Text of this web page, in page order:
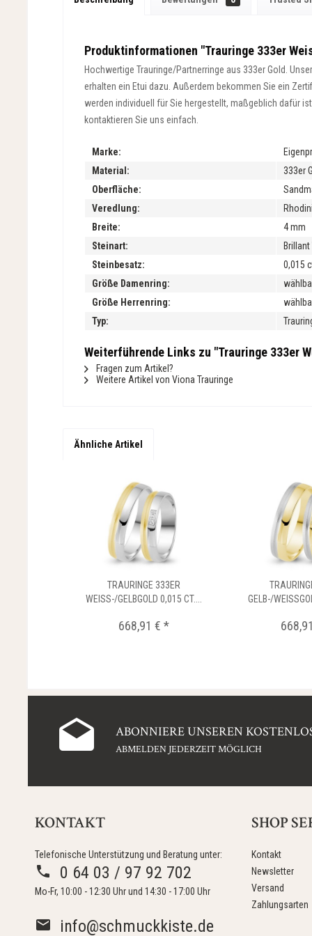
Produktinformationen "Trauringe 333er
Hochwertige Trauringe/Partnerringe aus 333er Gold.
erhalten ein Etui dazu. Außerdem bekommen Sie ein
werden individuell für Sie hergestellt, maßgeblich dafür
kontaktieren Sie uns einfach.
Marke:
Material:
333er
Oberfläche:
Veredlung:
Breite:
4 mm
Steinart:
Steinbesatz:
0,015
Größe Damenring:
Größe Herrenring:
Typ:
Weiterführende Links zu "Trauringe 333er
Fragen zum Artikel?
Weitere Artikel von Viona Trauringe
Ähnliche Artikel
TRAURINGE 333ER
WEISS-/GELBGOLD 0,015 CT....
668,91 € *
GELB-/
ABONNIERE UNSEREN
ABMELDEN JEDERZEIT MÖGLICH
KONTAKT
Telefonische Unterstützung und Beratung unter:
0 64 03 / 97 92 702
Mo-Fr, 10:00 - 12:30 Uhr und 14:30 - 17:00 Uhr
info@schmuckkiste.de
SHOP
Kontakt
Newsletter
Versand
Zahlungsarten